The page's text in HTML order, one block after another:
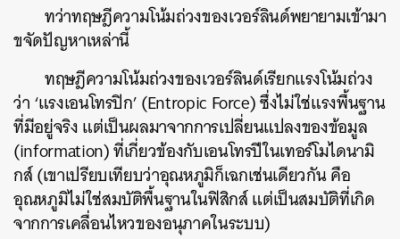
ทว่าทฤษฎีความโน้มถ่วงของเวอร์ลินด์พยายามเข้ามา
ขจัดปัญหาเหล่านี้
ทฤษฎีความโน้มถ่วงของเวอร์ลินด์เรียกแรงโน้มถ่วง
ว่า ‘แรงเอนโทรปิก’ (Entropic Force) ซึ่งไม่ใช่แรงพื้นฐาน
ที่มีอยู่จริง แต่เป็นผลมาจากการเปลี่ยนแปลงของข้อมูล
(information) ที่เกี่ยวข้องกับเอนโทรปีในเทอร์โมไดนามิ
กส์ (เขาเปรียบเทียบว่าอุณหภูมิก็เฉกเช่นเดียวกัน คือ
อุณหภูมิไม่ใช่สมบัติพื้นฐานในฟิสิกส์ แต่เป็นสมบัติที่เกิด
จากการเคลื่อนไหวของอนุภาคในระบบ)